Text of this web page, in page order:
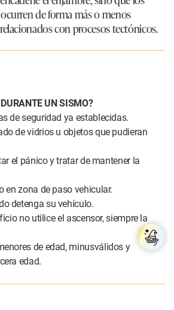
de forma más o menos
con procesos tectónicos.
UN SISMO?
de seguridad ya establecidas.
de vidrios u objetos que pudieran
el pánico y tratar de mantener la
en zona de paso vehicular.
detenga su vehículo.
no utilice el ascensor, siempre la
de edad, minusválidos y
edad.